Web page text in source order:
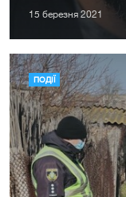
15 березня 2021
ПОДІЇ